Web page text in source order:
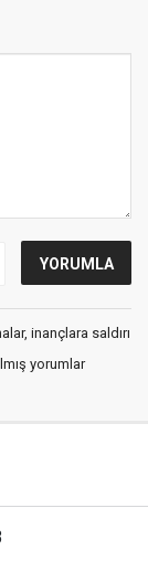
inançlara saldırı
yorumlar